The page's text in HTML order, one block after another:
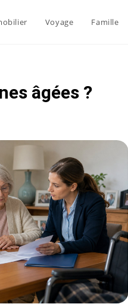
Voyage Famille
âgées ?